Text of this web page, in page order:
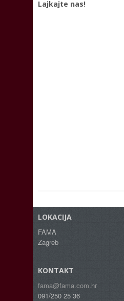
Lajkajte nas!
LOKACIJA
FAMA
Zagreb
KONTAKT
fama@fama.com.hr
091/250 25 36